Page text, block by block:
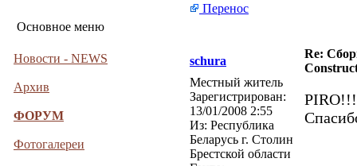
Основное меню
Новости - NEWS
Архив
ФОРУМ
Фотогалереи
Перенос
schura
Re:
Местный житель
Зарегистрирован:
13/01/2008 2:55
Из: Республика
Беларусь г. Столин
Брестской области
PIRO!!!